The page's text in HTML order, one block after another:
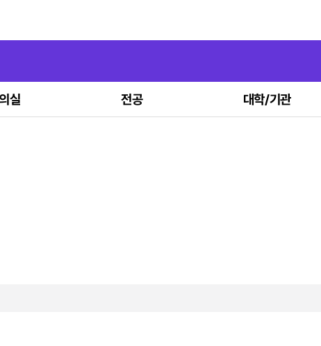
실 전공 대학/기관